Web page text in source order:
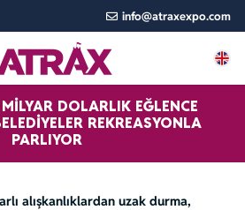
info@atraxexpo.com
DOLARLIK EĞLENCE
REKREASYONLA
PARLIYOR
alışkanlıklardan uzak durma,